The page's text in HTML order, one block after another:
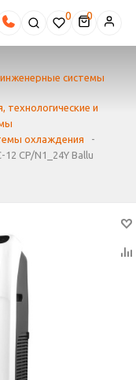
0
системы
и
охлаждения
-
CP/N1_24Y Ballu